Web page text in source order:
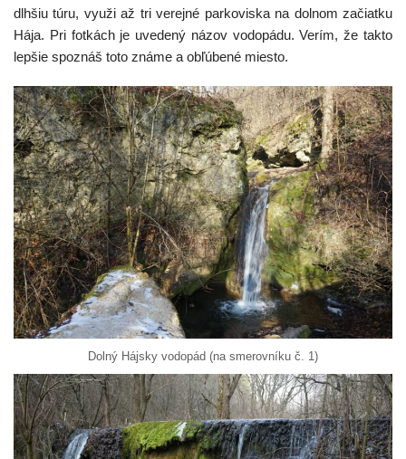
dlhšiu túru, využi až tri verejné parkoviska na dolnom začiatku
Hája. Pri fotkách je uvedený názov vodopádu. Verím, že takto
lepšie spoznáš toto známe a obľúbené miesto.
Dolný Hájsky vodopád (na smerovníku č. 1)